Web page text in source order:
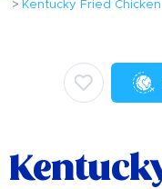
Kentucky Fried